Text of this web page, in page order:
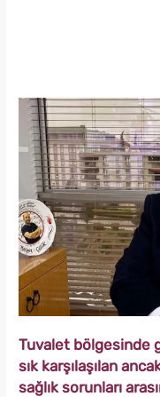
Tuvalet bölgesinde
sık karşılaşılan
sağlık sorunları